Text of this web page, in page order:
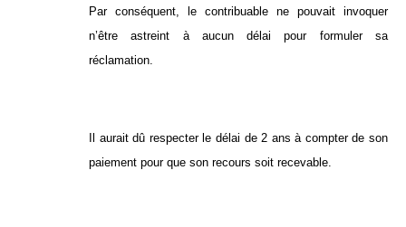
Par conséquent, le contribuable ne pouvait invoquer
n’être astreint à aucun délai pour formuler sa
réclamation.
Il aurait dû respecter le délai de 2 ans à compter de son
paiement pour que son recours soit recevable.